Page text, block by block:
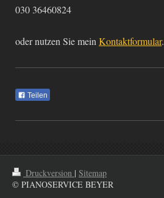
030 36460824
oder nutzen Sie mein Kontaktformular.
Teilen
Druckversion | Sitemap
© PIANOSERVICE BEYER